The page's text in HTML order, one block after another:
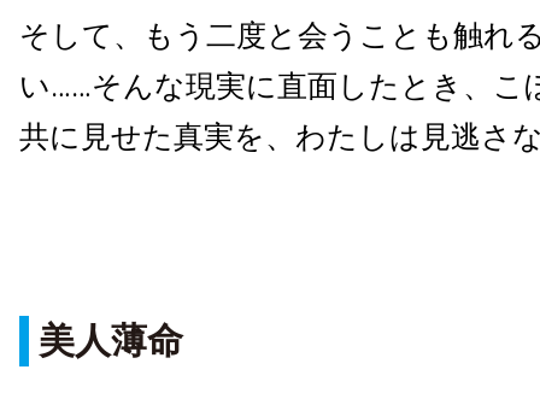
そして、もう二度と会うことも触れ
い……そんな現実に直面したとき、こ
共に見せた真実を、わたしは見逃さ
美人薄命